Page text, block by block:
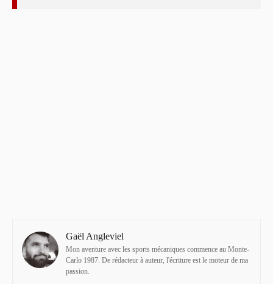
Gaël Angleviel
Mon aventure avec les sports mécaniques commence au Monte-
Carlo 1987. De rédacteur à auteur, l'écriture est le moteur de ma
passion.